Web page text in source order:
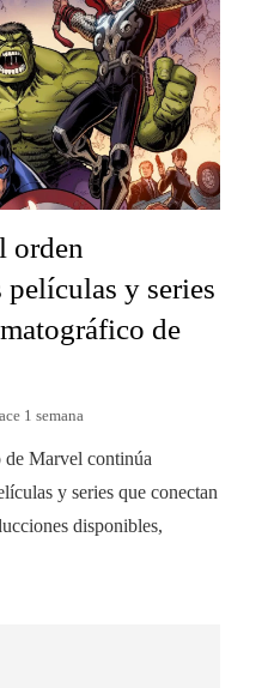
orden
y series
de
1 semana
Marvel continúa
y series que conectan
disponibles,